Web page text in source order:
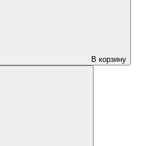
В корзину